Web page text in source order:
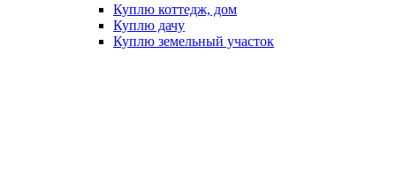
Куплю коттедж, дом
Куплю дачу
Куплю земельный участок